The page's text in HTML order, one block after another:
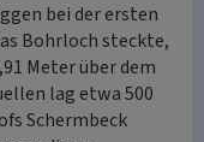
bei der ersten
Bohrloch steckte,
Meter über dem
lag etwa 500
Schermbeck